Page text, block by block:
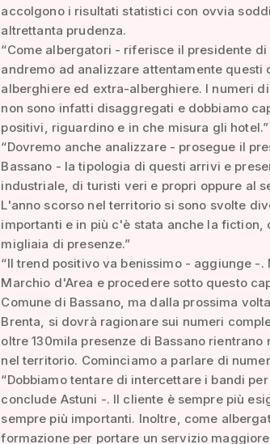
accolgono i risultati statistici con ovvia
altrettanta prudenza.
“Come albergatori - riferisce il presidente
andremo ad analizzare attentamente
alberghiere ed extra-alberghiere. I numeri
non sono infatti disaggregati e dobbiamo
positivi, riguardino e in che misura gli hotel.”
“Dovremo anche analizzare - prosegue il
Bassano - la tipologia di questi arrivi e
industriale, di turisti veri e propri oppure al
L'anno scorso nel territorio si sono svolte
importanti e in più c'è stata anche la fiction,
migliaia di presenze.”
“Il trend positivo va benissimo - aggiunge -
Marchio d'Area e procedere sotto questo
Comune di Bassano, ma dalla prossima
Brenta, si dovrà ragionare sui numeri
oltre 130mila presenze di Bassano
nel territorio. Cominciamo a parlare di
“Dobbiamo tentare di intercettare i bandi
conclude Astuni -. Il cliente è sempre più
sempre più importanti. Inoltre, come
formazione per portare un servizio